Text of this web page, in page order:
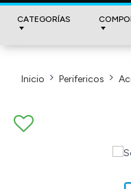
CATEGORÍAS
Inicio Perifericos